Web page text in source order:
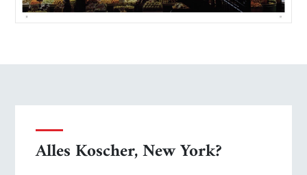
Alles Koscher, New York?